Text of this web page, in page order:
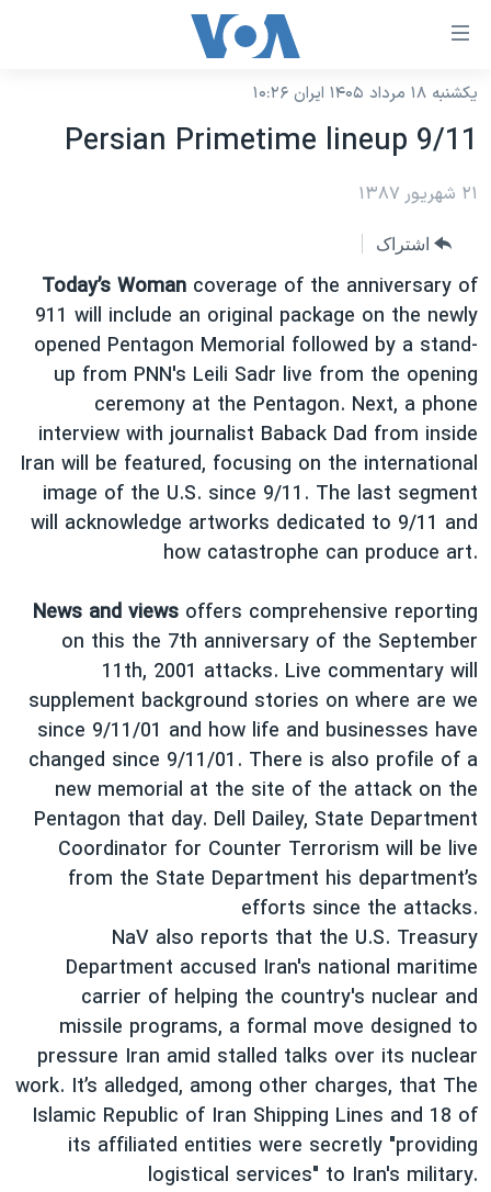
لینکهای
دسترسی
جهش
محتوای
جهش
به
صفحه
اصلی
جهش
به
جستجو
نسخه سبک وب‌سایت
موضوع ها
ایران
جهان
ورزشی
گزیده‌ها
ویژه برنامه‌ها
ویدیوها
فرهنگ و زندگی
حقوق شهروندی
علم و فناوری
اسرائیل در جنگ
گالری عکس
آرشیو پخش زنده
برنامه های تلویزیونی
جدول برنامه ها
صفحه‌های ویژه
جام جهانی ۲۰۲۶
عملیات خشم حماسی
۲۵۰سالگی آمریکا
بایگانی برنامه‌های تلویزیونی
مستندها
انتخابات ریاست جمهوری آمریکا ۲۰۲۴
رمز مهسا
ورزش زنان در ایران
اعتراضات زن، زندگی، آزادی
مجموعه مستندهای دادخواهی
تریبونال مردمی آبان ۹۸
دادگاه حمید نوری
چهل سال گروگان‌گیری
قانون شفافیت دارائی کادر رهبری ایران
اعتراضات مردمی آبان ۹۸
اسرائیل در جنگ
نرگس محمدی برنده جایزه نوبل صلح
همایش محافظه‌کاران آمریکا «سی‌پک»
صفحه‌های ویژه
سفر پرزیدنت ترامپ به چین
فرکانس‌های صدای آمریکا
پخش رادیویی
یادگیری زبان انگلیسی
دنبال کنید
زبانهای مختلف
یکشنبه ۱۸ مرداد ۱۴۰۵ ایران ۱۰:۲۶
Persian Primetime lineup 9/11
۲۱ شهریور ۱۳۸۷
اشتراک
Today’s Woman coverage of the anniversary of
911 will include an original package on the newly
opened Pentagon Memorial followed by a stand-
up from PNN's Leili Sadr live from the opening
ceremony at the Pentagon. Next, a phone
interview with journalist Baback Dad from inside
Iran will be featured, focusing on the international
image of the U.S. since 9/11. The last segment
will acknowledge artworks dedicated to 9/11 and
how catastrophe can produce art.
News and views offers comprehensive reporting
on this the 7th anniversary of the September
11th, 2001 attacks. Live commentary will
supplement background stories on where are we
since 9/11/01 and how life and businesses have
changed since 9/11/01. There is also profile of a
new memorial at the site of the attack on the
Pentagon that day. Dell Dailey, State Department
Coordinator for Counter Terrorism will be live
from the State Department his department’s
efforts since the attacks.
NaV also reports that the U.S. Treasury
Department accused Iran's national maritime
carrier of helping the country's nuclear and
missile programs, a formal move designed to
pressure Iran amid stalled talks over its nuclear
work. It’s alledged, among other charges, that The
Islamic Republic of Iran Shipping Lines and 18 of
its affiliated entities were secretly "providing
logistical services" to Iran's military.